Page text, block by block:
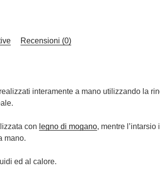
Recensioni (0)
interamente a mano utilizzando la
con legno di mogano, mentre
mano.
ed al calore.